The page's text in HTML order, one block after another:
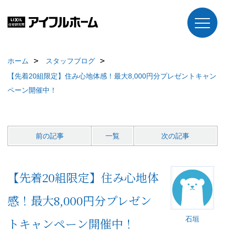
ホーム
スタッフブログ
【先着20組限定】住み心地体感！最大8,000円分プレゼントキャン
ペーン開催中！
前の記事 一覧 次の記事
石垣
【先着20組限定】住み心地体
感！最大8,000円分プレゼン
トキャンペーン開催中！